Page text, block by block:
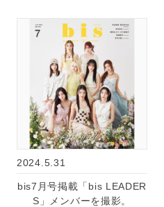
2024.5.31
bis7月号掲載「bis LEADER
S」メンバーを撮影。